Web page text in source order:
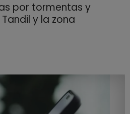
por tormentas y
y la zona